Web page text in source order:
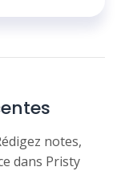
notes,
dans Pristy